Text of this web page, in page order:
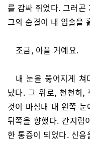
를 감싸 쥐었다. 그러곤
그의 숨결이 내 입술을
조금, 아플 거예요.
내 눈을 뚫어지게
났다. 그 위로, 천천히,
것이 마침내 내 왼쪽
뒤쪽을 향했다. 간지럼
한 통증이 되었다. 신